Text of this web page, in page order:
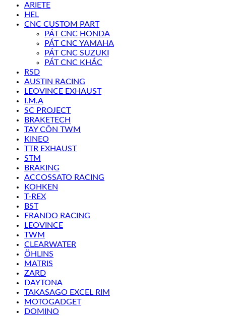
ARIETE
HEL
CNC CUSTOM PART
PÁT CNC HONDA
PÁT CNC YAMAHA
PÁT CNC SUZUKI
PÁT CNC KHÁC
RSD
AUSTIN RACING
LEOVINCE EXHAUST
I.M.A
SC PROJECT
BRAKETECH
TAY CÔN TWM
KINEO
TTR EXHAUST
STM
BRAKING
ACCOSSATO RACING
KOHKEN
T-REX
BST
FRANDO RACING
LEOVINCE
TWM
CLEARWATER
ÖHLINS
MATRIS
ZARD
DAYTONA
TAKASAGO EXCEL RIM
MOTOGADGET
DOMINO